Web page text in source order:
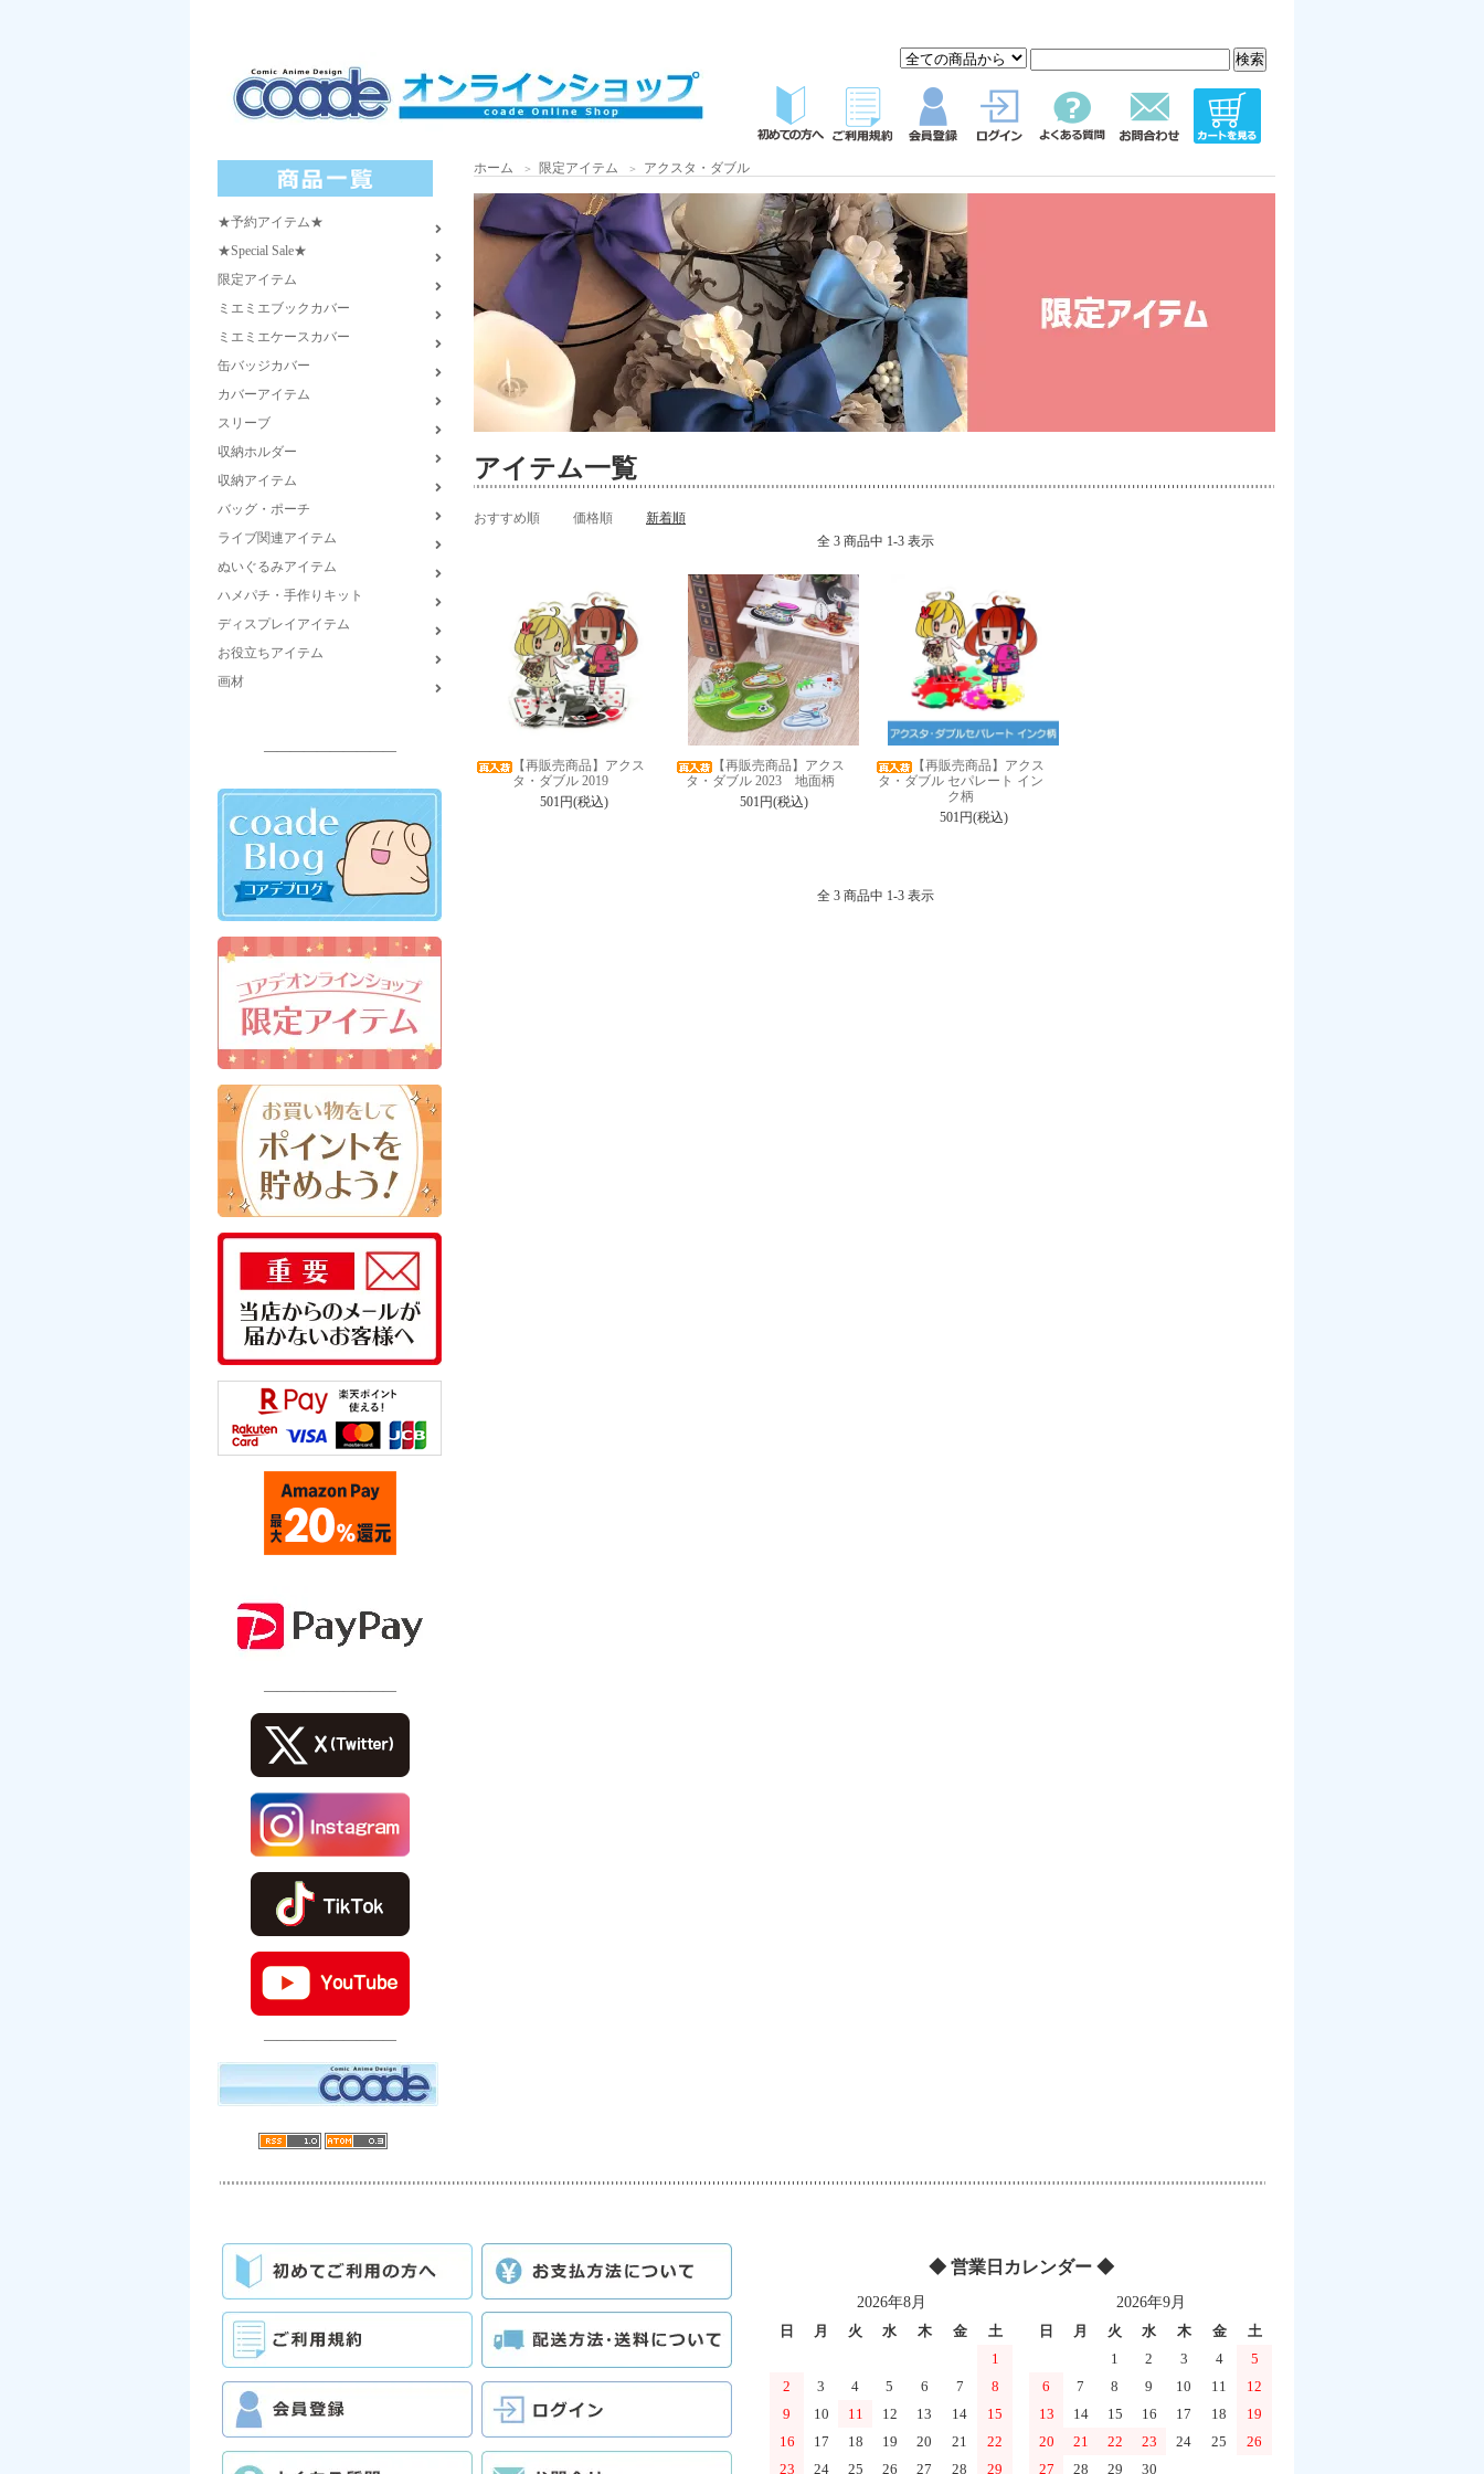
★予約アイテム★
★Special Sale★
限定アイテム
ミエミエブックカバー
ミエミエケースカバー
缶バッジカバー
カバーアイテム
スリーブ
収納ホルダー
収納アイテム
バッグ・ポーチ
ライブ関連アイテム
ぬいぐるみアイテム
ハメパチ・手作りキット
ディスプレイアイテム
お役立ちアイテム
画材
――――――――――
――――――――――
――――――――――
ホーム ＞ 限定アイテム ＞ アクスタ・ダブル
アイテム一覧
おすすめ順 価格順
新着順
全 3 商品中 1-3 表示
【再販売商品】アクス
タ・ダブル 2019
501円(税込)
【再販売商品】アクス
タ・ダブル 2023 地面柄
501円(税込)
【再販売商品】アクス
タ・ダブル セパレート イン
ク柄
501円(税込)
全 3 商品中 1-3 表示
◆ 営業日カレンダー ◆
2026年8月
日
月 火 水 木 金
土
1
2
3 4 5 6 7
8
9
10 11 12 13 14
15
16
17 18 19 20 21
22
23
24 25 26 27 28 29
2026年9月
日
月 火 水 木 金
土
1
2 3 4
5
6
7 8 9 10 11
12
13
14 15 16 17 18
19
20
21 22 23 24 25
26
27
28 29 30